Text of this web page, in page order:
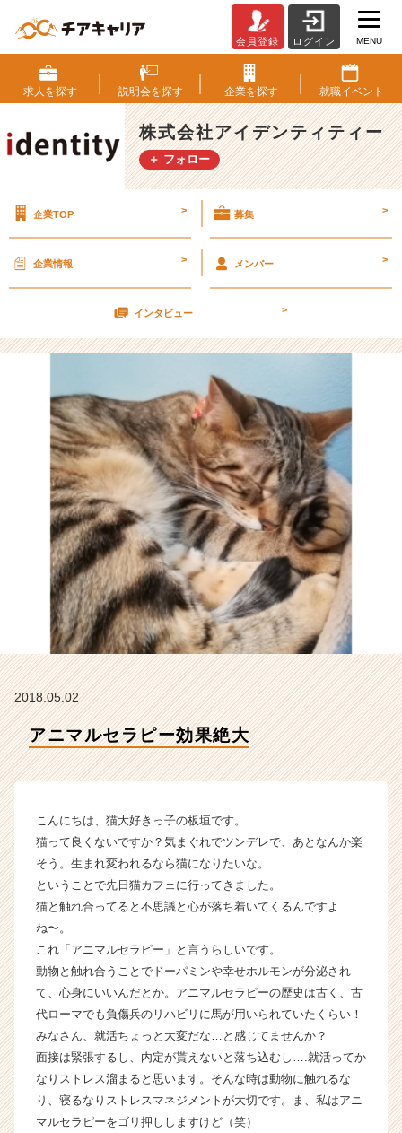
ニ
マ
ル
セ
ラ
ピ
絶
式
会
ア
ン
テ
ィ
テ
ィ
ー
の
タ
イ
ム
ラ
イ
ン】
|
ャ
ー・
長
業
か
ら
ウ
が
届
く
就
イ
ト
チ
ア
会員登録 ログイン MENU
求人を探す 説明会を探す 企業を探す 就職イベント
株式会社アイデンティティー
＋ フォロー
企業TOP > 募集 >
企業情報 > メンバー >
インタビュー >
2018.05.02
アニマルセラピー効果絶大
こんにちは、猫大好きっ子の板垣です。
猫って良くないですか？気まぐれでツンデレで、あとなんか楽
そう。生まれ変われるなら猫になりたいな。
ということで先日猫カフェに行ってきました。
猫と触れ合ってると不思議と心が落ち着いてくるんですよ
ね〜。
これ「アニマルセラピー」と言うらしいです。
動物と触れ合うことでドーパミンや幸せホルモンが分泌され
て、心身にいいんだとか。アニマルセラピーの歴史は古く、古
代ローマでも負傷兵のリハビリに馬が用いられていたくらい！
みなさん、就活ちょっと大変だな…と感じてませんか？
面接は緊張するし、内定が貰えないと落ち込むし….就活ってか
なりストレス溜まると思います。そんな時は動物に触れるな
り、寝るなりストレスマネジメントが大切です。ま、私はアニ
マルセラピーをゴリ押ししますけど（笑）